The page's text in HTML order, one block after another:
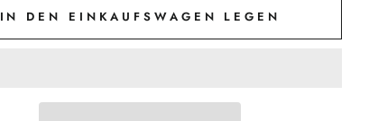
IN DEN EINKAUFSWAGEN LEGEN